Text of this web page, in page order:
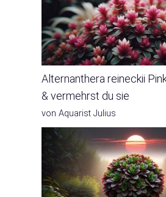
Alternanthera reineckii
& vermehrst du sie
von Aquarist Julius